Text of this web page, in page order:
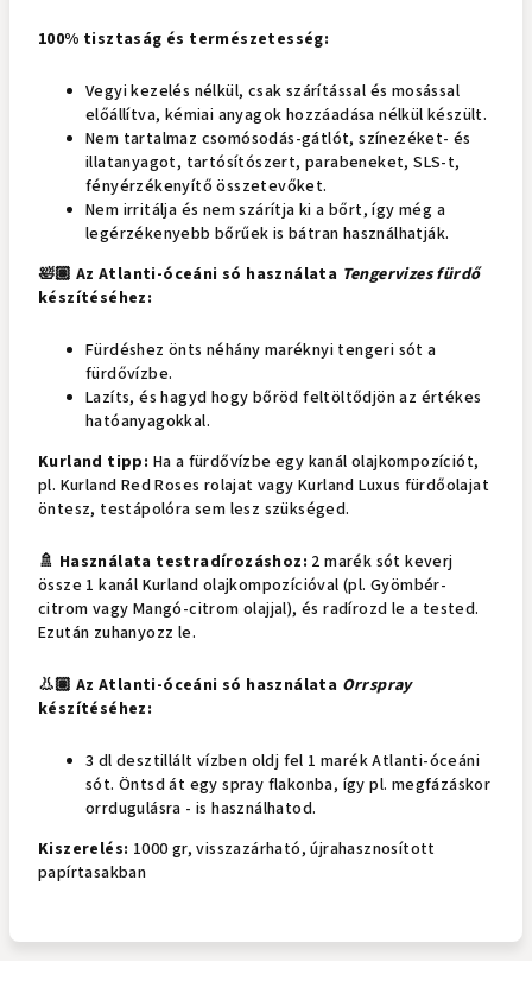
100% tisztaság és természetesség:
Vegyi kezelés nélkül, csak szárítással és mosással
előállítva, kémiai anyagok hozzáadása nélkül készült.
Nem tartalmaz csomósodás-gátlót, színezéket- és
illatanyagot, tartósítószert, parabeneket, SLS-t,
fényérzékenyítő összetevőket.
Nem irritálja és nem szárítja ki a bőrt, így még a
legérzékenyebb bőrűek is bátran használhatják.
🛀🏽 Az Atlanti-óceáni só használata Tengervizes fürdő
készítéséhez:
Fürdéshez önts néhány maréknyi tengeri sót a
fürdővízbe.
Lazíts, és hagyd hogy bőröd feltöltődjön az értékes
hatóanyagokkal.
Kurland tipp: Ha a fürdővízbe egy kanál olajkompozíciót,
pl. Kurland Red Roses rolajat vagy Kurland Luxus fürdőolajat
öntesz, testápolóra sem lesz szükséged.
🚿 Használata testradírozáshoz: 2 marék sót keverj
össze 1 kanál Kurland olajkompozícióval (pl. Gyömbér-
citrom vagy Mangó-citrom olajjal), és radírozd le a tested.
Ezután zuhanyozz le.
👃🏽 Az Atlanti-óceáni só használata Orrspray
készítéséhez:
3 dl desztillált vízben oldj fel 1 marék Atlanti-óceáni
sót. Öntsd át egy spray flakonba, így pl. megfázáskor
orrdugulásra - is használhatod.
Kiszerelés: 1000 gr, visszazárható, újrahasznosított
papírtasakban